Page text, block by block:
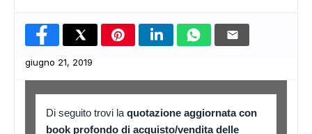
giugno 21, 2019
Di seguito trovi la quotazione aggiornata con
book profondo di acquisto/vendita delle